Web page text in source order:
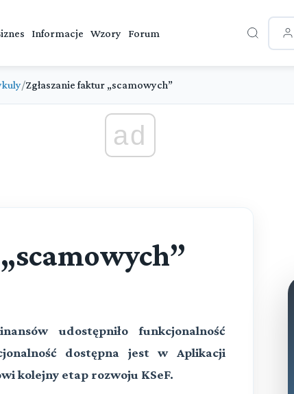
Informacje Wzory Forum
/Zgłaszanie faktur „scamowych”
ad
udostępniło funkcjonalność
dostępna jest w Aplikacji
kolejny etap rozwoju KSeF.